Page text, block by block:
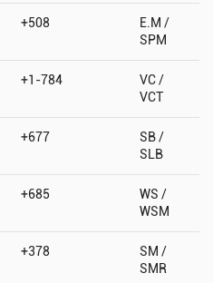
+508
E.M /
SPM
+1-784
VC /
VCT
+677
SB /
SLB
+685
WS /
WSM
+378
SM /
SMR